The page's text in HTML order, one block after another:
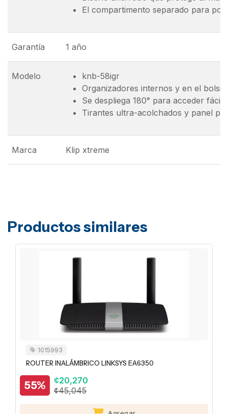
El compartimento separado para
Garantía 1 año
Modelo
knb-58igr
Organizadores internos y en el
Se despliega 180° para acceder
Tirantes ultra-acolchados y panel
Marca Klip xtreme
Productos similares
1015993
ROUTER INALÁMBRICO LINKSYS EA6350
55%
¢20,270
¢45,045